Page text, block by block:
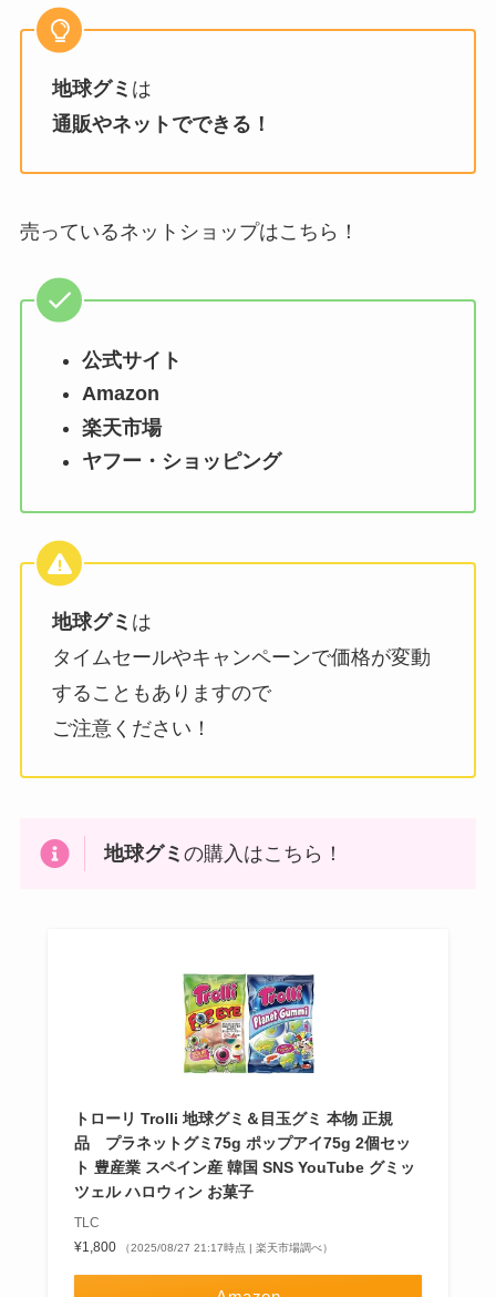
地球グミ は
通販やネットでできる！
売っているネットショップはこちら！
公式サイト
Amazon
楽天市場
ヤフー・ショッピング
地球グミ は
タイムセールやキャンペーンで価格が変動
することもありますので
ご注意ください！
地球グミの購入はこちら！
トローリ Trolli 地球グミ＆目玉グミ 本物 正規
品 プラネットグミ75g ポップアイ75g 2個セッ
ト 豊産業 スペイン産 韓国 SNS YouTube グミッ
ツェル ハロウィン お菓子
TLC
¥1,800
（2025/08/27 21:17時点 | 楽天市場調べ）